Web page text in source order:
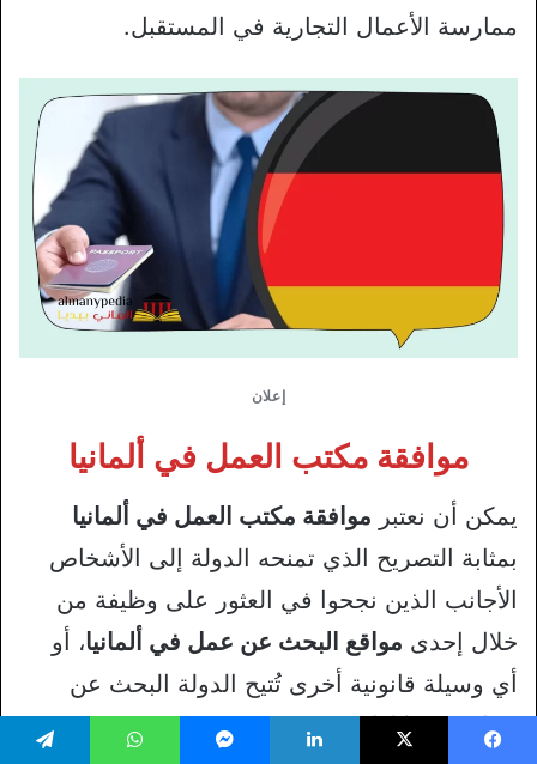
ممارسة الأعمال التجارية في المستقبل.
إعلان
موافقة مكتب العمل في ألمانيا
يمكن أن نعتبر موافقة مكتب العمل في ألمانيا
بمثابة التصريح الذي تمنحه الدولة إلى الأشخاص
الأجانب الذين نجحوا في العثور على وظيفة من
خلال إحدى مواقع البحث عن عمل في ألمانيا، أو
أي وسيلة قانونية أخرى تُتيح الدولة البحث عن
عمل من خلالها.